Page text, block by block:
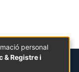
personal
& Registre i